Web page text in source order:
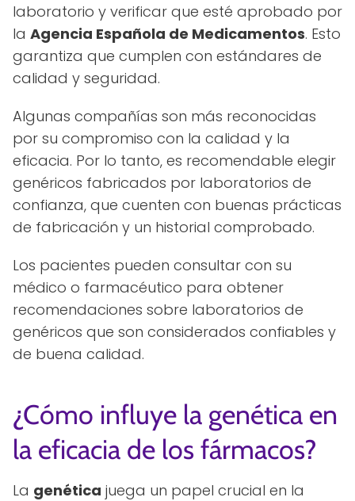
laboratorio y verificar que esté aprobado por
la Agencia Española de Medicamentos. Esto
garantiza que cumplen con estándares de
calidad y seguridad.
Algunas compañías son más reconocidas
por su compromiso con la calidad y la
eficacia. Por lo tanto, es recomendable elegir
genéricos fabricados por laboratorios de
confianza, que cuenten con buenas prácticas
de fabricación y un historial comprobado.
Los pacientes pueden consultar con su
médico o farmacéutico para obtener
recomendaciones sobre laboratorios de
genéricos que son considerados confiables y
de buena calidad.
¿Cómo influye la genética en
la eficacia de los fármacos?
La genética juega un papel crucial en la